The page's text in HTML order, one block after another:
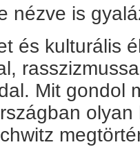
nézve is
és kulturális
Mit gondol